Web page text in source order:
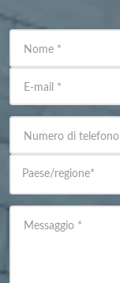
Nome *
E-mail *
Numero di telefono
Paese/regione*
Messaggio *